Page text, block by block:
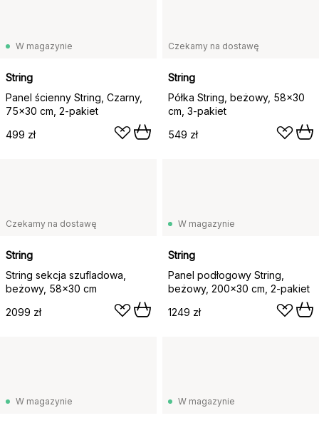
W magazynie
String
Panel ścienny String, Czarny,
75x30 cm, 2-pakiet
499 zł
Czekamy na dostawę
String
Półka String, beżowy, 58x30
cm, 3-pakiet
549 zł
Czekamy na dostawę
String
String sekcja szufladowa,
beżowy, 58x30 cm
2099 zł
W magazynie
String
Panel podłogowy String,
beżowy, 200x30 cm, 2-pakiet
1249 zł
W magazynie W magazynie